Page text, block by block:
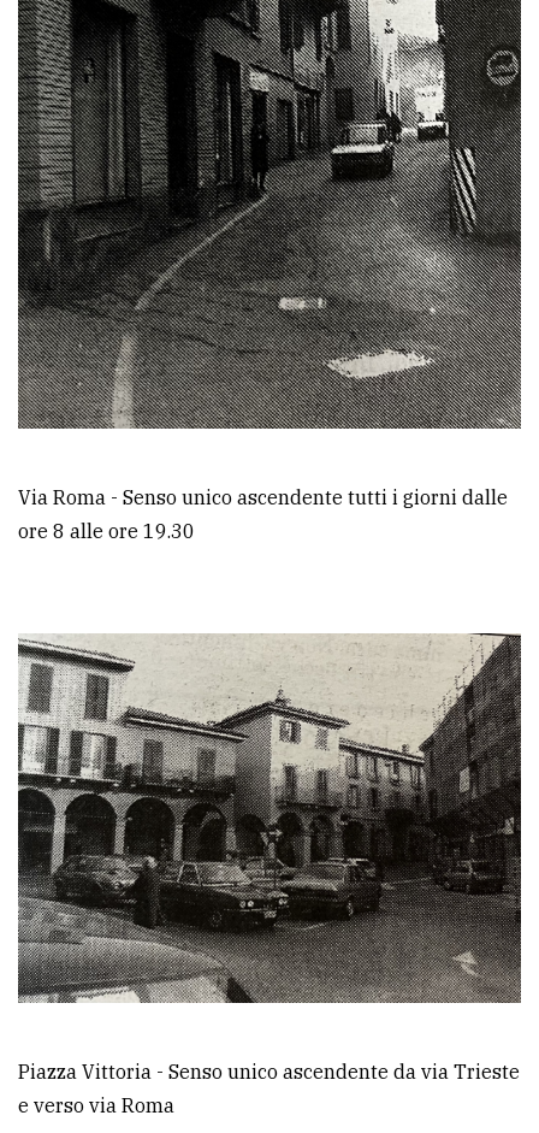
Via Roma - Senso unico ascendente tutti i giorni dalle
ore 8 alle ore 19.30
Piazza Vittoria - Senso unico ascendente da via Trieste
e verso via Roma